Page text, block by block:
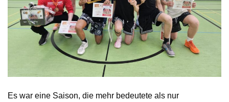
Es war eine Saison, die mehr bedeutete als nur